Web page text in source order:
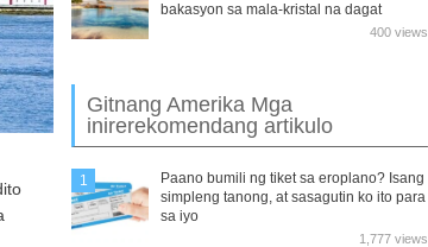
bakasyon sa mala-kristal na dagat
400 views
Gitnang Amerika Mga
inirerekomendang artikulo
1
Paano bumili ng tiket sa eroplano? Isang
simpleng tanong, at sasagutin ko ito para
sa iyo
1,777 views